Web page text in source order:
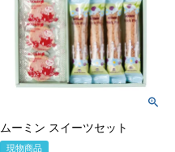
ムーミン スイーツセット
現物商品